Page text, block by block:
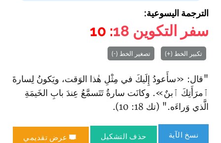
الترجمة اليسوعية:
سفر التكوين 18
: 10
تكبير الخط (+) تصغير الخط (-)
"قال: «سأَعودُ إِلَيكَ في مِثْلِ هٰذا الوَقت، ويَكونُ لِسارةَ
ٱمرَأَتِكَ ٱبنٌ». وكانَت سارةُ تَتَسمَّعُ عِندَ بابِ الخَيمَةِ
الَّذي وَراءَه." (تك 18: 10).
نسخ الآية حذف التشكيل عرض تقديمي